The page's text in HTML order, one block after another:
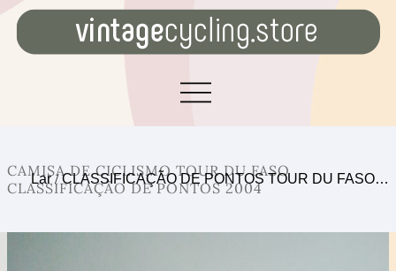
CAMISA DE CICLISMO TOUR DU FASO
CLASSIFICAÇÃO DE PONTOS 2004
Lar/CLASSIFICAÇÃO DE PONTOS TOUR DU FASO…